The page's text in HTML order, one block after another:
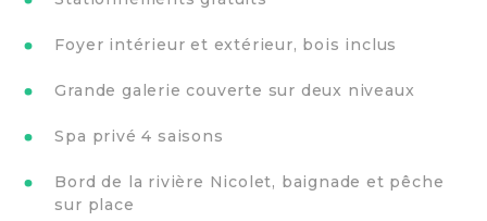
Foyer intérieur et extérieur, bois inclus
Grande galerie couverte sur deux niveaux
Spa privé 4 saisons
Bord de la rivière Nicolet, baignade et pêche
sur place